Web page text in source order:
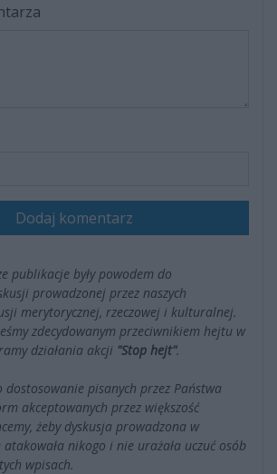
Dodaj komentarz
publikacje były powodem do
prowadzonej przez naszych
merytorycznej, rzeczowej i kulturalnej.
zdecydowanym przeciwnikiem hejtu w
działania akcji "Stop hejt".
dostosowanie pisanych przez Państwa
akceptowanych przez większość
żeby dyskusja prowadzona w
nikogo i nie urażała uczuć osób
wpisach.